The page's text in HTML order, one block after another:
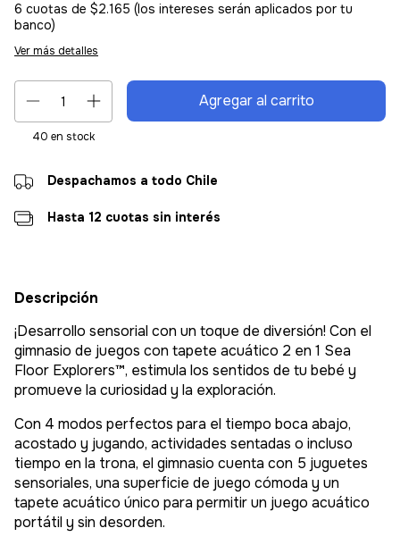
6 cuotas de $2.165 (los intereses serán aplicados por tu
banco)
Ver más detalles
40 en stock
Despachamos a todo Chile
Hasta 12 cuotas sin interés
Descripción
¡Desarrollo sensorial con un toque de diversión! Con el
gimnasio de juegos con tapete acuático 2 en 1 Sea
Floor Explorers™, estimula los sentidos de tu bebé y
promueve la curiosidad y la exploración.
Con 4 modos perfectos para el tiempo boca abajo,
acostado y jugando, actividades sentadas o incluso
tiempo en la trona, el gimnasio cuenta con 5 juguetes
sensoriales, una superficie de juego cómoda y un
tapete acuático único para permitir un juego acuático
portátil y sin desorden.